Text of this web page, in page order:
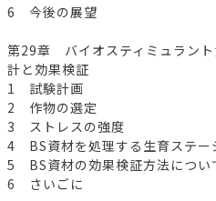
6 今後の展望
第29章 バイオスティミュラン
計と効果検証
1 試験計画
2 作物の選定
3 ストレスの強度
4 BS資材を処理する生育ステー
5 BS資材の効果検証方法につい
6 さいごに